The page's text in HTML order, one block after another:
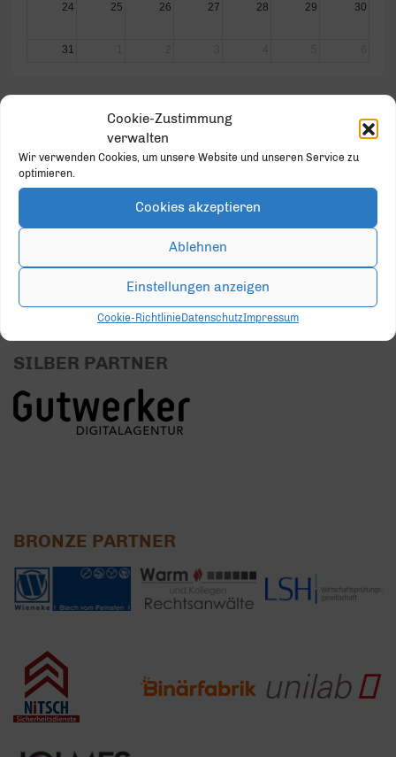
Cookie-Zustimmung
verwalten
Wir verwenden Cookies, um unsere Website und unseren Service zu
optimieren.
Cookies akzeptieren
Ablehnen
Einstellungen anzeigen
Cookie-RichtlinieDatenschutzImpressum
24 25 26 27 28 29 30
31
GOLD PARTNER
SILBER PARTNER
BRONZE PARTNER